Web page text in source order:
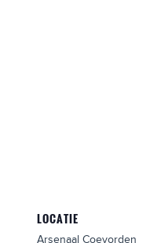
LOCATIE
Arsenaal Coevorden